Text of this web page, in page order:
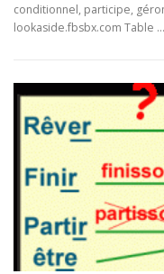
conditionnel, participe,
lookaside.fbsbx.com Table …